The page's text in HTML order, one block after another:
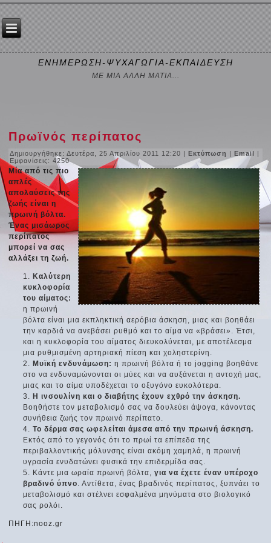
ΕΝΗΜΕΡΩΣΗ-ΨΥΧΑΓΩΓΙΑ-ΕΚΠΑΙΔΕΥΣΗ
ΜΕ ΜΙΑ ΑΛΛΗ ΜΑΤΙΑ...
Πρωϊνός περίπατος
Δημιουργήθηκε: Δευτέρα, 25 Απριλίου 2011 12:20 |Εκτύπωση |Email |
Εμφανίσεις: 4250
Μία από τις πιο
απλές
απολαύσεις της
ζωής είναι η
πρωινή βόλτα.
Ένας μισάωρος
περίπατος
μπορεί να σας
αλλάξει τη ζωή.
Καλύτερη
κυκλοφορία
του αίματος:
η πρωινή
βόλτα είναι μια εκπληκτική αερόβια άσκηση, μιας και βοηθάει
την καρδιά να ανεβάσει ρυθμό και το αίμα να «βράσει». Έτσι,
και η κυκλοφορία του αίματος διευκολύνεται, με αποτέλεσμα
μια ρυθμισμένη αρτηριακή πίεση και χοληστερίνη.
Μυϊκή ενδυνάμωση: η πρωινή βόλτα ή το jogging βοηθάνε
στο να ενδυναμώνονται οι μύες και να αυξάνεται η αντοχή μας,
μιας και το αίμα υποδέχεται το οξυγόνο ευκολότερα.
Η ινσουλίνη και ο διαβήτης έχουν εχθρό την άσκηση.
Βοηθήστε τον μεταβολισμό σας να δουλεύει άψογα, κάνοντας
συνήθεια ζωής τον πρωινό περίπατο.
Το δέρμα σας ωφελείται άμεσα από την πρωινή άσκηση.
Εκτός από το γεγονός ότι το πρωί τα επίπεδα της
περιβαλλοντικής μόλυνσης είναι ακόμη χαμηλά, η πρωινή
υγρασία ενυδατώνει φυσικά την επιδερμίδα σας.
Κάντε μια ωραία πρωινή βόλτα,για να έχετε έναν υπέροχο
βραδινό ύπνο. Αντίθετα, ένας βραδινός περίπατος, ξυπνάει το
μεταβολισμό και στέλνει εσφαλμένα μηνύματα στο βιολογικό
σας ρολόι.
ΠΗΓΗ:nooz.gr